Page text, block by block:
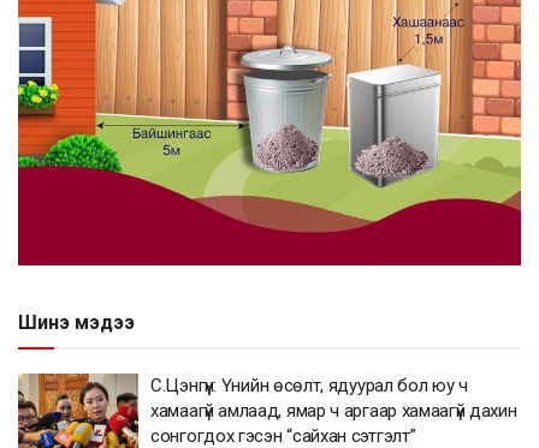
Шинэ мэдээ
С.Цэнгүүн: Үнийн өсөлт, ядуурал бол юу ч
хамаагүй амлаад, ямар ч аргаар хамаагүй дахин
сонгогдох гэсэн “сайхан сэтгэлт”